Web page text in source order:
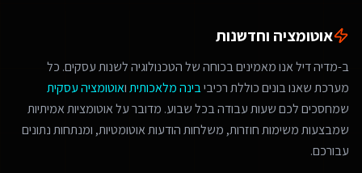
אוטומציה וחדשנות
ב-מדיה דיל אנו מאמינים בכוחה של הטכנולוגיה לשנות עסקים. כל
מערכת שאנו בונים כוללת רכיביבינה מלאכותיתואוטומציה עסקית
שמחסכים לכם שעות עבודה בכל שבוע. מדובר על אוטומציות אמיתיות
שמבצעות משימות חוזרות, משלחות הודעות אוטומטיות, ומנתחות נתונים
עבורכם.